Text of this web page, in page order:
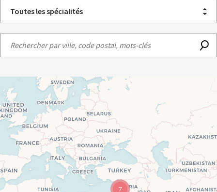
7
spécialités
Toutes les spécialités
par
ville,
postal,
mots-
clés